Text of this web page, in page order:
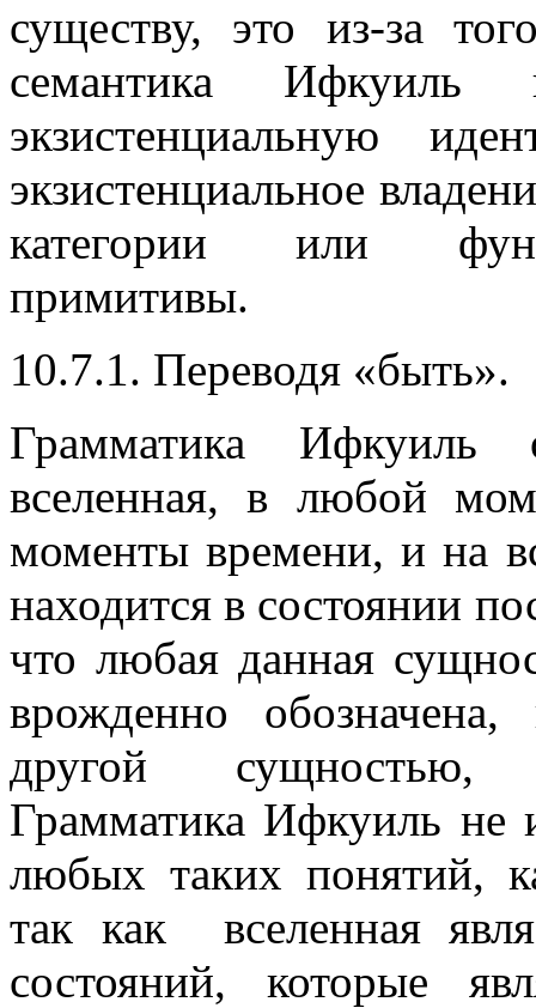
существу, это из-за
семантика Ифкуиль
экзистенциальную
экзистенциальное
категории или
примитивы.
10.7.1. Переводя «быть».
Грамматика
вселенная, в любой
моменты времени, и на
находится в состоянии
что любая данная
врожденно
другой сущностью,
Грамматика Ифкуиль не
любых таких понятий,
так как вселенная
состояний, которые